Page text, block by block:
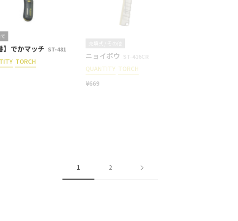
】でかマッチ ST-481
TORCH
QUANTITY TORCH
¥669
1 2